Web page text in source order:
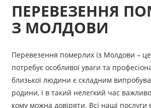
ПЕРЕВЕЗЕННЯ
З МОЛДОВИ
Перевезення померлих із Молдови –
потребує особливої ​​уваги та
близької людини є складним
родини, і в такий нелегкий час
кому можна довіряти. Всі наші послуги